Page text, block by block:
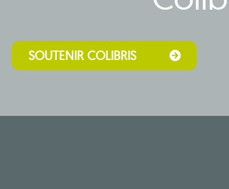
SOUTENIR COLIBRIS